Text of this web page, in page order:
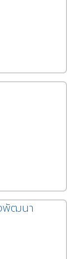
พัฒนา